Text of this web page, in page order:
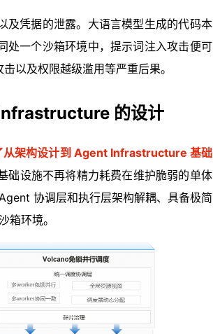
及凭据的泄露。大语言模型生成的代码本
处一个沙箱环境中，提示词注入攻击便可
以及权限越级滥用等严重后果。
的设计
架构设计到 Agent Infrastructure 基础
设施不再将精力耗费在维护脆弱的单体
协调层和执行层架构解耦、具备极简
箱环境。